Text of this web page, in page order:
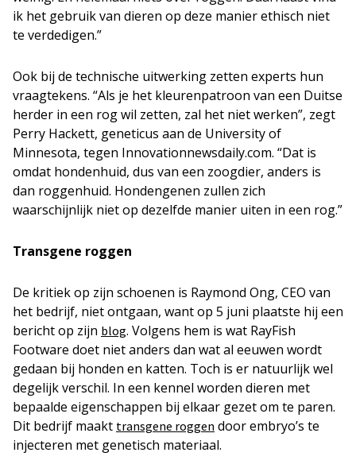
ik het gebruik van dieren op deze manier ethisch niet
te verdedigen.”
Ook bij de technische uitwerking zetten experts hun
vraagtekens. “Als je het kleurenpatroon van een Duitse
herder in een rog wil zetten, zal het niet werken”, zegt
Perry Hackett, geneticus aan de University of
Minnesota, tegen Innovationnewsdaily.com. “Dat is
omdat hondenhuid, dus van een zoogdier, anders is
dan roggenhuid. Hondengenen zullen zich
waarschijnlijk niet op dezelfde manier uiten in een rog.”
Transgene roggen
De kritiek op zijn schoenen is Raymond Ong, CEO van
het bedrijf, niet ontgaan, want op 5 juni plaatste hij een
bericht op zijn blog. Volgens hem is wat RayFish
Footware doet niet anders dan wat al eeuwen wordt
gedaan bij honden en katten. Toch is er natuurlijk wel
degelijk verschil. In een kennel worden dieren met
bepaalde eigenschappen bij elkaar gezet om te paren.
Dit bedrijf maakt transgene roggen door embryo’s te
injecteren met genetisch materiaal.